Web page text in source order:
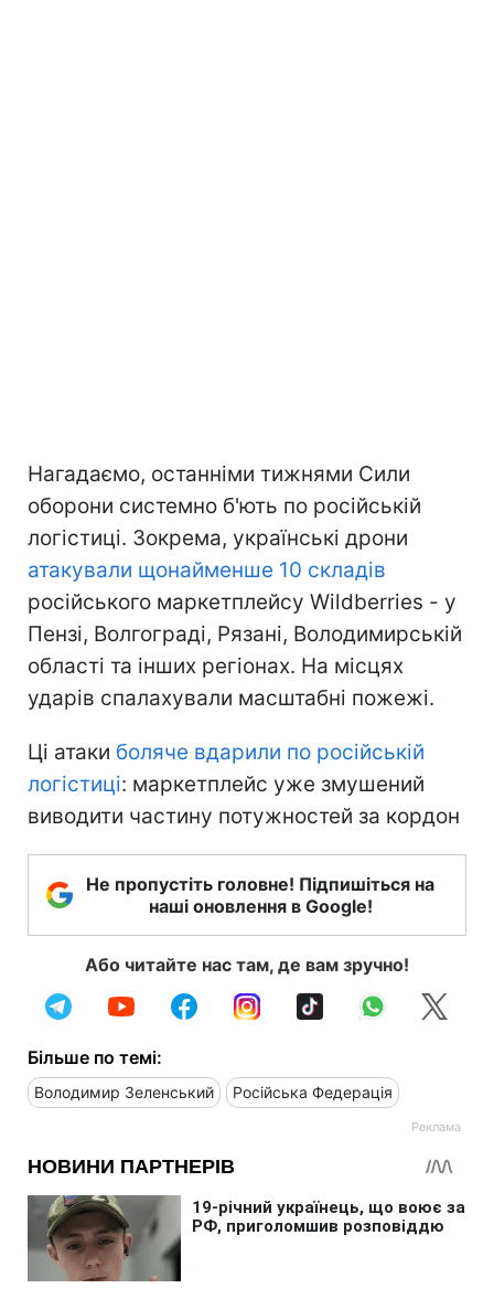
Нагадаємо, останніми тижнями Сили
оборони системно б'ють по російській
логістиці. Зокрема, українські дрони
атакували щонайменше 10 складів
російського маркетплейсу Wildberries - у
Пензі, Волгограді, Рязані, Володимирській
області та інших регіонах. На місцях
ударів спалахували масштабні пожежі.
Ці атаки боляче вдарили по російській
логістиці: маркетплейс уже змушений
виводити частину потужностей за кордон
Не пропустіть головне! Підпишіться на
наші оновлення в Google!
Або читайте нас там, де вам зручно!
Більше по темі:
Володимир Зеленський Російська Федерація